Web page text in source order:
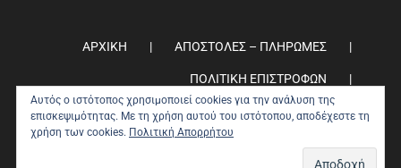
ΑΡΧΙΚΗ ΑΠΟΣΤΟΛΕΣ – ΠΛΗΡΩΜΕΣ
ΠΟΛΙΤΙΚΗ ΕΠΙΣΤΡΟΦΩΝ
ΠΟΛΙΤΙΚΗ ΑΠΟΡΡΗΤΟΥ 0
Αυτός ο ιστότοπος χρησιμοποιεί cookies για την ανάλυση της
επισκεψιμότητας. Με τη χρήση αυτού του ιστότοπου, αποδέχεστε τη
χρήση των cookies. Πολιτική Απορρήτου